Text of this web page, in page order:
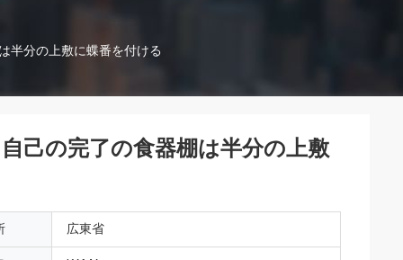
半分の上敷に蝶番を付ける
己の完了の食器棚は半分の上敷
広東省